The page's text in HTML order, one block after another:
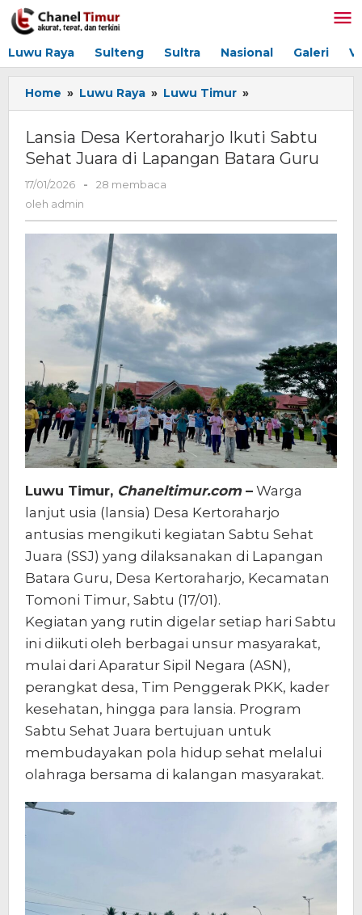
Lewati
ke
Luwu Raya Sulteng Sultra Nasional Galeri
Home » Luwu Raya » Luwu Timur »
Desa
Ikuti
Sabtu
Lansia Desa Kertoraharjo Ikuti Sabtu
Sehat Juara di Lapangan Batara Guru
17/01/2026
oleh
-
28 membaca
oleh admin
Luwu Timur, Chaneltimur.com– Warga
lanjut usia (lansia) Desa Kertoraharjo
antusias mengikuti kegiatan Sabtu Sehat
Juara (SSJ) yang dilaksanakan di Lapangan
Batara Guru, Desa Kertoraharjo, Kecamatan
Tomoni Timur, Sabtu (17/01).
Kegiatan yang rutin digelar setiap hari Sabtu
ini diikuti oleh berbagai unsur masyarakat,
mulai dari Aparatur Sipil Negara (ASN),
perangkat desa, Tim Penggerak PKK, kader
kesehatan, hingga para lansia. Program
Sabtu Sehat Juara bertujuan untuk
membudayakan pola hidup sehat melalui
olahraga bersama di kalangan masyarakat.